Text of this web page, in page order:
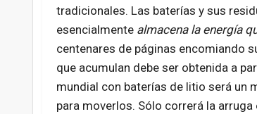
tradicionales. Las baterías y sus
esencialmente almacena la energía
centenares de páginas encomiando
que acumulan debe ser obtenida a
mundial con baterías de litio será un
para moverlos. Sólo correrá la